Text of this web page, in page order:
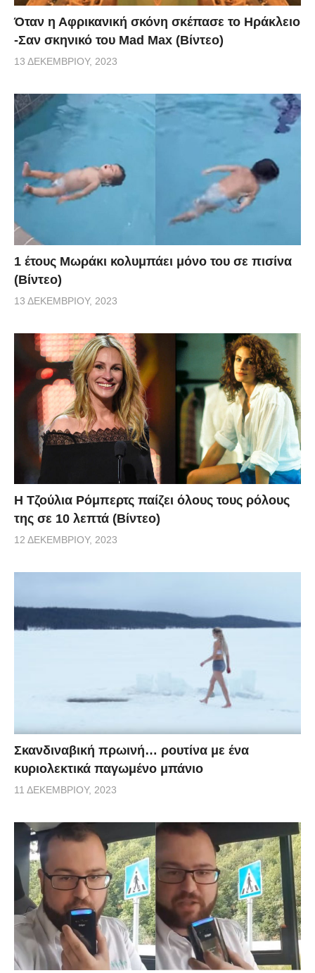
Όταν η Αφρικανική σκόνη σκέπασε το Ηράκλειο
-Σαν σκηνικό του Mad Max (Βίντεο)
13 ΔΕΚΕΜΒΡΊΟΥ, 2023
1 έτους Μωράκι κολυμπάει μόνο του σε πισίνα
(Βίντεο)
13 ΔΕΚΕΜΒΡΊΟΥ, 2023
Η Τζούλια Ρόμπερτς παίζει όλους τους ρόλους
της σε 10 λεπτά (Βίντεο)
12 ΔΕΚΕΜΒΡΊΟΥ, 2023
Σκανδιναβική πρωινή… ρουτίνα με ένα
κυριολεκτικά παγωμένο μπάνιο
11 ΔΕΚΕΜΒΡΊΟΥ, 2023